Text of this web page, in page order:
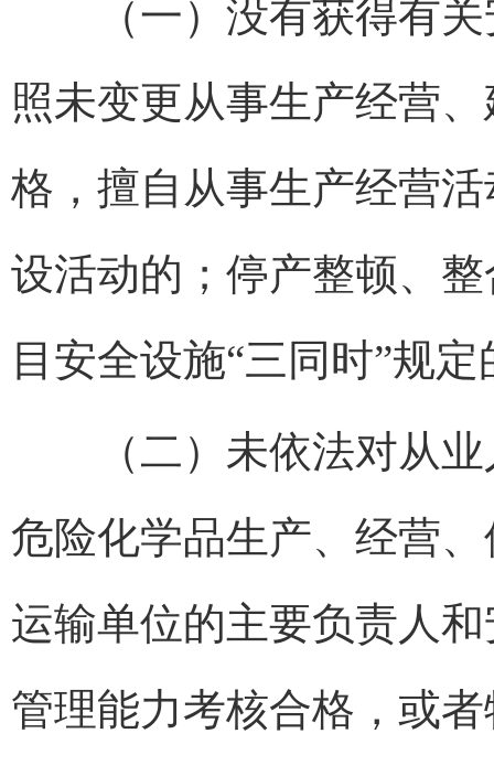
（一）没有获得有关
照未变更从事生产经营
格，擅自从事生产经营
设活动的；停产整顿、
目安全设施“三同时”规
（二）未依法对从业
危险化学品生产、经营
运输单位的主要负责人
管理能力考核合格，或